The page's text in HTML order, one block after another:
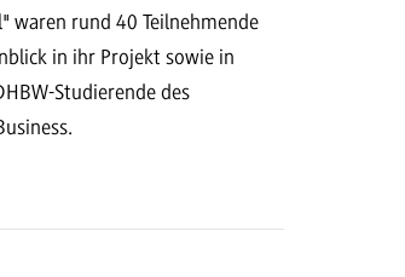
waren rund 40 Teilnehmende
in ihr Projekt sowie in
Studierende des